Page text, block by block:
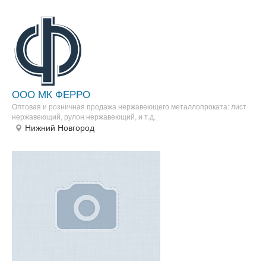
ООО МК ФЕРРО
Оптовая и розничная продажа нержавеющего металлопроката: лист
нержавеющий, рулон нержавеющий, и т.д.
Нижний Новгород